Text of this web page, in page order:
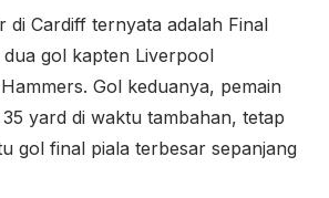
di Cardiff ternyata adalah Final
gol kapten Liverpool
Gol keduanya, pemain
yard di waktu tambahan, tetap
gol final piala terbesar sepanjang